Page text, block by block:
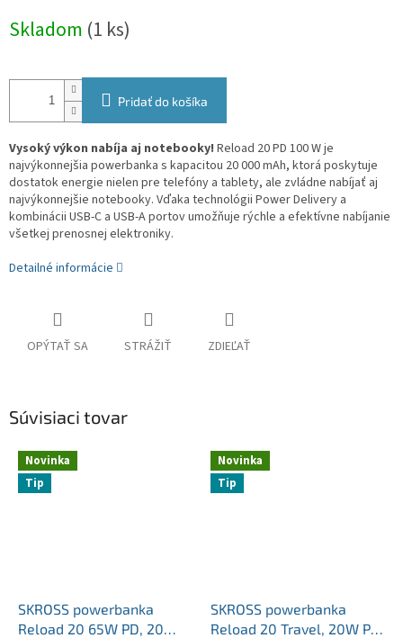
cena:
Skladom (1 ks)
Pridať do košíka
Vysoký výkon nabíja aj notebooky! Reload 20 PD 100 W je
najvýkonnejšia powerbanka s kapacitou 20 000 mAh, ktorá poskytuje
dostatok energie nielen pre telefóny a tablety, ale zvládne nabíjať aj
najvýkonnejšie notebooky. Vďaka technológii Power Delivery a
kombinácii USB-C a USB-A portov umožňuje rýchle a efektívne nabíjanie
všetkej prenosnej elektroniky.
Detailné informácie
OPÝTAŤ SA STRÁŽIŤ ZDIEĽAŤ
Súvisiaci tovar
Novinka
Tip
SKROSS powerbanka
Reload 20 65W PD, 20
Novinka
Tip
SKROSS powerbanka
Reload 20 Travel, 20W PD,